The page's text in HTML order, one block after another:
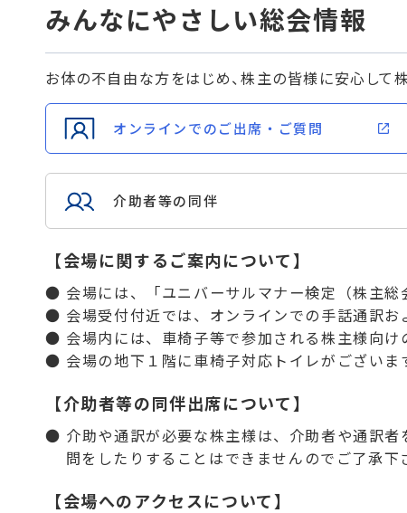
みんなにやさしい総会情報
お体の不自由な方をはじめ、株主の皆様に安心して
オンラインでのご出席・ご質問
介助者等の同伴
【会場に関するご案内について】
● 会場には、「ユニバーサルマナー検定（株主総
● 会場受付付近では、オンラインでの手話通訳お
● 会場内には、車椅子等で参加される株主様向け
● 会場の地下１階に車椅子対応トイレがございま
【介助者等の同伴出席について】
● 介助や通訳が必要な株主様は、介助者や通訳者
問をしたりすることはできませんのでご了承下
【会場へのアクセスについて】